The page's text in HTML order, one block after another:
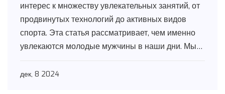
интерес к множеству увлекательных занятий, от
продвинутых технологий до активных видов
спорта. Эта статья рассматривает, чем именно
увлекаются молодые мужчины в наши дни. Мы
фитнесе, технологических новинках и
дек, 8 2024